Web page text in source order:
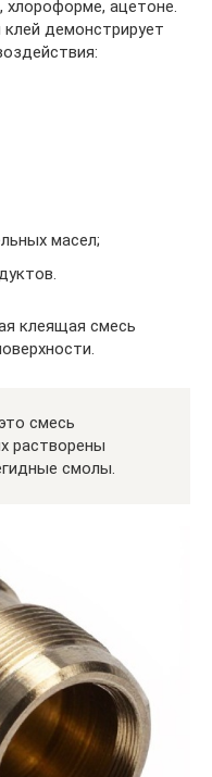
хлороформе, ацетоне.
демонстрирует
масел;
клеящая смесь
смесь
растворены
смолы.